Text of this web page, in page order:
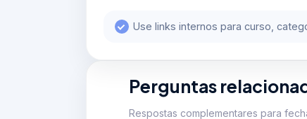
Use links internos para curso,
Perguntas
Respostas complementares para